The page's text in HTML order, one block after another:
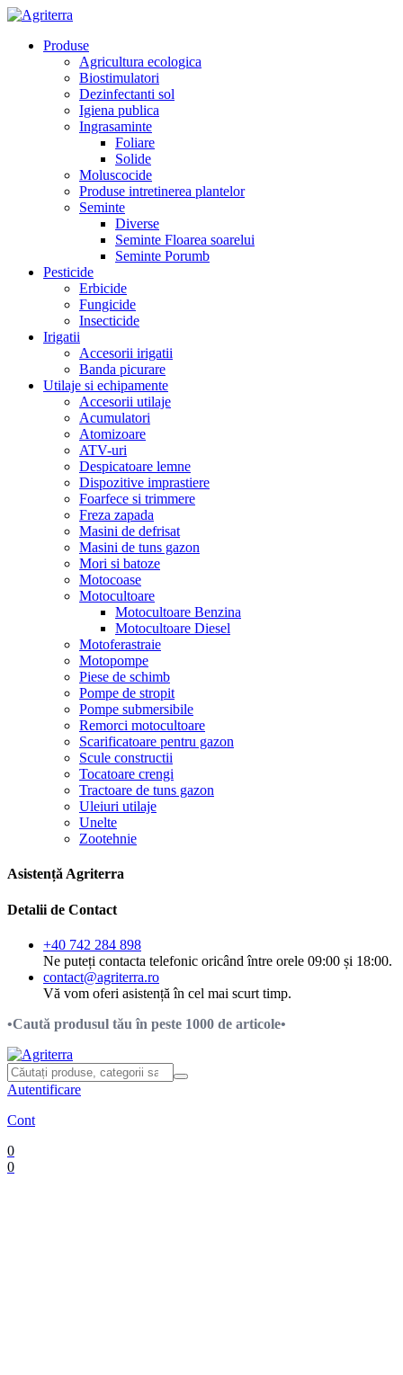
Produse
Agricultura ecologica
Biostimulatori
Dezinfectanti sol
Igiena publica
Ingrasaminte
Foliare
Solide
Moluscocide
Produse intretinerea plantelor
Seminte
Diverse
Seminte Floarea soarelui
Seminte Porumb
Pesticide
Erbicide
Fungicide
Insecticide
Irigatii
Accesorii irigatii
Banda picurare
Utilaje si echipamente
Accesorii utilaje
Acumulatori
Atomizoare
ATV-uri
Despicatoare lemne
Dispozitive imprastiere
Foarfece si trimmere
Freza zapada
Masini de defrisat
Masini de tuns gazon
Mori si batoze
Motocoase
Motocultoare
Motocultoare Benzina
Motocultoare Diesel
Motoferastraie
Motopompe
Piese de schimb
Pompe de stropit
Pompe submersibile
Remorci motocultoare
Scarificatoare pentru gazon
Scule constructii
Tocatoare crengi
Tractoare de tuns gazon
Uleiuri utilaje
Unelte
Zootehnie
Asistență Agriterra
Detalii de Contact
+40 742 284 898
Ne puteți contacta telefonic oricând între orele 09:00 și 18:00.
contact@agriterra.ro
Vă vom oferi asistență în cel mai scurt timp.
•Caută produsul tău în peste 1000 de articole•
Autentificare
Cont
0
0